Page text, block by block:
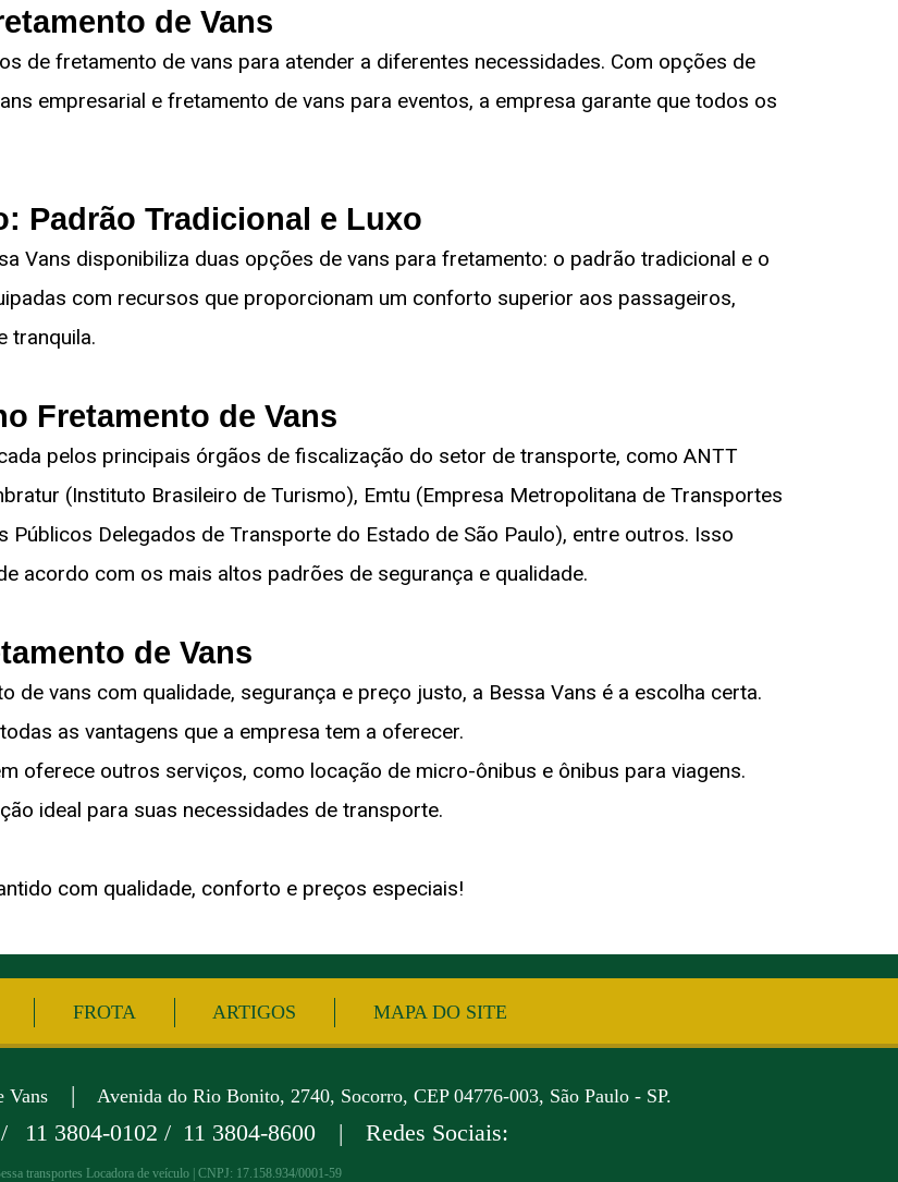
de Vans
de fretamento de vans para atender a diferentes necessidades. Com opções de
empresarial e fretamento de vans para eventos, a empresa garante que todos os
Padrão Tradicional e Luxo
Vans disponibiliza duas opções de vans para fretamento: o padrão tradicional e o
com recursos que proporcionam um conforto superior aos passageiros,
tranquila.
Fretamento de Vans
pelos principais órgãos de fiscalização do setor de transporte, como ANTT
(Instituto Brasileiro de Turismo), Emtu (Empresa Metropolitana de Transportes
Públicos Delegados de Transporte do Estado de São Paulo), entre outros. Isso
acordo com os mais altos padrões de segurança e qualidade.
de Vans
de vans com qualidade, segurança e preço justo, a Bessa Vans é a escolha certa.
as vantagens que a empresa tem a oferecer.
oferece outros serviços, como locação de micro-ônibus e ônibus para viagens.
ideal para suas necessidades de transporte.
com qualidade, conforto e preços especiais!
FROTA ARTIGOS MAPA DO SITE
Vans |
Avenida do Rio Bonito, 2740, Socorro, CEP 04776-003, São Paulo - SP.
11 3804-0102 / 11 3804-8600 | Redes Sociais:
transportes Locadora de veículo | CNPJ: 17.158.934/0001-59